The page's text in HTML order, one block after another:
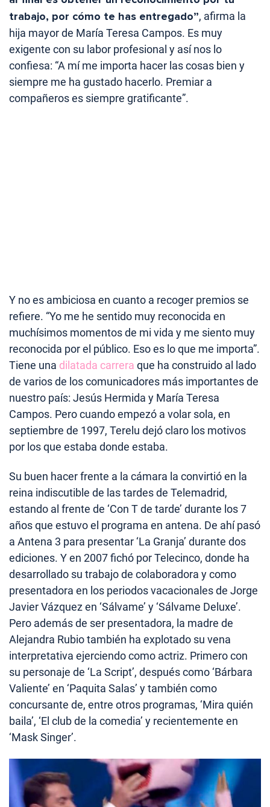
trabajo, por cómo te has entregado”, afirma la
hija mayor de María Teresa Campos. Es muy
exigente con su labor profesional y así nos lo
confiesa: “A mí me importa hacer las cosas bien y
siempre me ha gustado hacerlo. Premiar a
compañeros es siempre gratificante”.
Y no es ambiciosa en cuanto a recoger premios se
refiere. “Yo me he sentido muy reconocida en
muchísimos momentos de mi vida y me siento muy
reconocida por el público. Eso es lo que me importa”.
Tiene una dilatada carrera que ha construido al lado
de varios de los comunicadores más importantes de
nuestro país: Jesús Hermida y María Teresa
Campos. Pero cuando empezó a volar sola, en
septiembre de 1997, Terelu dejó claro los motivos
por los que estaba donde estaba.
Su buen hacer frente a la cámara la convirtió en la
reina indiscutible de las tardes de Telemadrid,
estando al frente de ‘Con T de tarde’ durante los 7
años que estuvo el programa en antena. De ahí pasó
a Antena 3 para presentar ‘La Granja’ durante dos
ediciones. Y en 2007 fichó por Telecinco, donde ha
desarrollado su trabajo de colaboradora y como
presentadora en los periodos vacacionales de Jorge
Javier Vázquez en ‘Sálvame’ y ‘Sálvame Deluxe’.
Pero además de ser presentadora, la madre de
Alejandra Rubio también ha explotado su vena
interpretativa ejerciendo como actriz. Primero con
su personaje de ‘La Script’, después como ‘Bárbara
Valiente’ en ‘Paquita Salas’ y también como
concursante de, entre otros programas, ‘Mira quién
baila’, ‘El club de la comedia’ y recientemente en
‘Mask Singer’.